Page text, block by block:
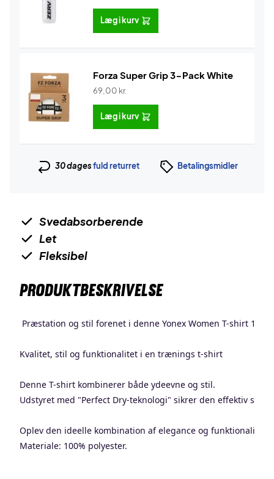
Læg i kurv
Forza Super Grip 3-Pack White
69,00 kr.
Læg i kurv
30 dagesfuld returret Betalingsmidler
Svedabsorberende
Let
Fleksibel
PRODUKTBESKRIVELSE
Præstation og stil forenet i denne Yonex Women T-shirt
Kvalitet, stil og funktionalitet i en trænings t-shirt
Denne T-shirt kombinerer både ydeevne og stil.
Udstyret med "Perfect Dry-teknologi" sikrer den effektiv
Oplev den ideelle kombination af elegance og funktionalitet
Materiale: 100% polyester.